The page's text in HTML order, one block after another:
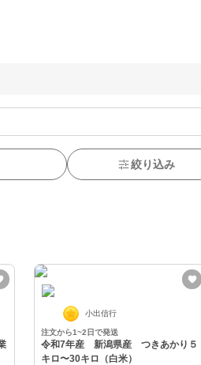
絞り込み
小出信行
注文から1~2日で発送
令和7年産 新潟県産 つきあかり５
キロ〜30キロ（白米）